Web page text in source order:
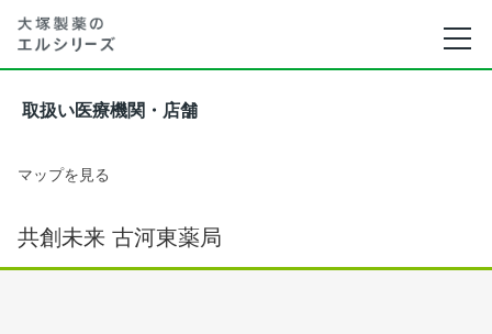
取扱い医療機関・店舗
マップを見る
共創未来 古河東薬局